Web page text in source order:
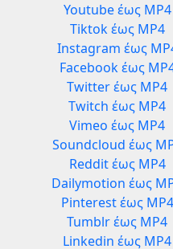
Youtube έως MP4
Tiktok έως MP4
Instagram έως
Facebook έως
Twitter έως MP4
Twitch έως MP4
Vimeo έως MP4
Soundcloud έως
Reddit έως MP4
Dailymotion έως
Pinterest έως MP4
Tumblr έως MP4
Linkedin έως MP4